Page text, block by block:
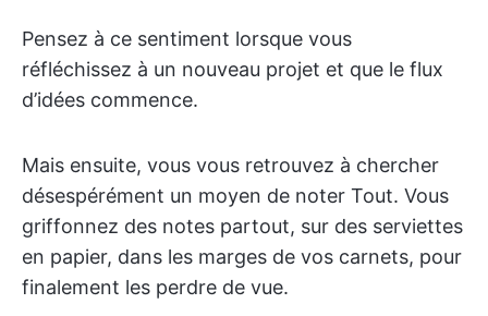
Pensez à ce sentiment lorsque vous
réfléchissez à un nouveau projet et que le flux
d’idées commence.
Mais ensuite, vous vous retrouvez à chercher
désespérément un moyen de noter Tout. Vous
griffonnez des notes partout, sur des serviettes
en papier, dans les marges de vos carnets, pour
finalement les perdre de vue.